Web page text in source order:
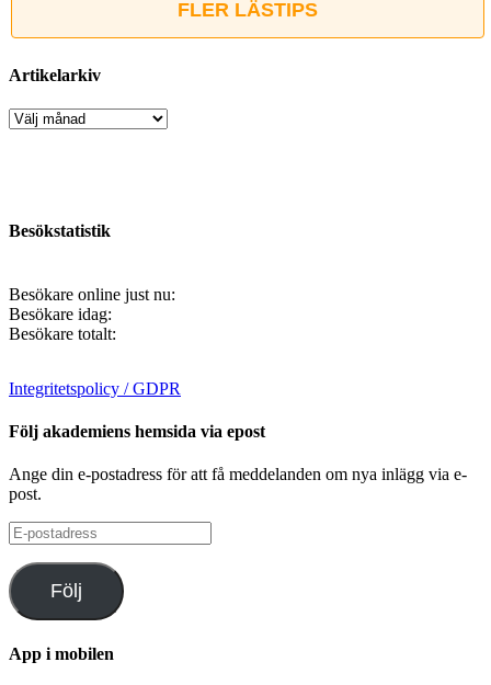
FLER LÄSTIPS
Artikelarkiv
Artikelarkiv
Besökstatistik
Besökare online just nu:
Besökare idag:
Besökare totalt:
Integritetspolicy / GDPR
Följ akademiens hemsida via epost
Ange din e-postadress för att få meddelanden om nya inlägg via e-
post.
E-
postadress
Följ
App i mobilen